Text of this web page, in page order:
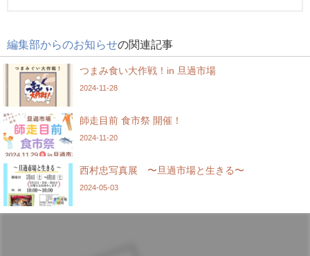
編集部からのお知らせの関連記事
つまみ食い大作戦！in 旦過市場
2024-11-28
師走目前 食市祭 開催！
2024-11-20
西村忠写真展 〜旦過市場と生きる〜
2024-05-03